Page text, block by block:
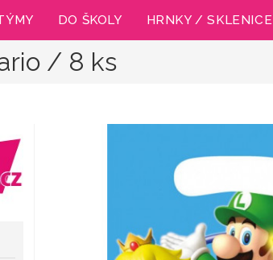
DO ŠKOLY HRNKY / SKLENICE
/ 8 ks